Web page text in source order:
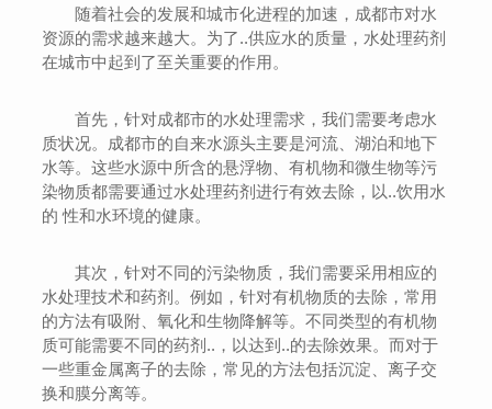
随着社会的发展和城市化进程的加速，成都市对水
资源的需求越来越大。为了..供应水的质量，水处理药剂
在城市中起到了至关重要的作用。
首先，针对成都市的水处理需求，我们需要考虑水
质状况。成都市的自来水源头主要是河流、湖泊和地下
水等。这些水源中所含的悬浮物、有机物和微生物等污
染物质都需要通过水处理药剂进行有效去除，以..饮用水
的 性和水环境的健康。
其次，针对不同的污染物质，我们需要采用相应的
水处理技术和药剂。例如，针对有机物质的去除，常用
的方法有吸附、氧化和生物降解等。不同类型的有机物
质可能需要不同的药剂..，以达到..的去除效果。而对于
一些重金属离子的去除，常见的方法包括沉淀、离子交
换和膜分离等。